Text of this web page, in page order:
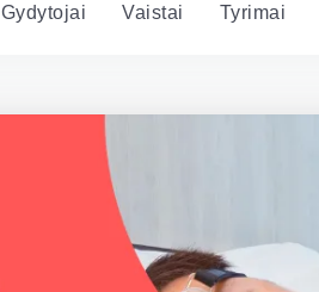
Gydytojai Vaistai Tyrimai